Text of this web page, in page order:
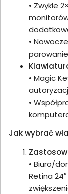
• Zwykle
•
• Magic
•
Jak wybrać
• Biuro/
Retina